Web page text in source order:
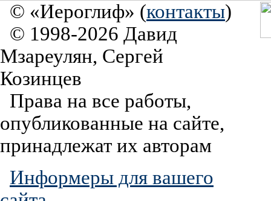
© «Иероглиф» (контакты)
© 1998-2026 Давид
Мзареулян, Сергей
Козинцев
Права на все работы,
опубликованные на сайте,
принадлежат их авторам
Информеры для вашего